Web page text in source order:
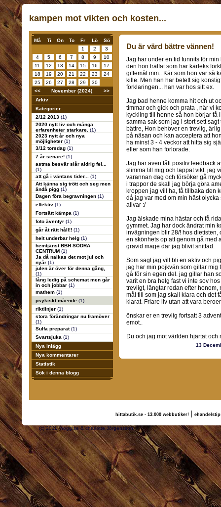
kampen mot vikten och kosten...
Må Ti On To Fr Lö
Sö
1
2
3
4
5 6 7 8 9
10
11
12 13 14 15 16
17
18
19 20 21 22 23
24
25
26 27 28 29
30
<<
November (2024)
>>
Arkiv
Kategorier
2/12 2013 (1)
2020 nytt liv och många
erfarenheter starkare. (1)
2023 nytt år och nya
möjligheter (1)
3/12 torsdag (1)
7 år senare! (1)
astma besvär slår aldrig fel...
(1)
att gå i väntans tider... (1)
Att känna sig trött och seg men
ändå pigg (1)
Dagen föra begravningen (1)
effektiv (1)
Fortsätt kämpa (1)
foto äventyr (1)
går åt rätt håll!! (1)
helt underbar helg (1)
hemtjänst BBH SÖDRA
CENTRUM (1)
Ja då nalkas det mot jul och
nyår (1)
julen är över för denna gång,
(1)
lång ledig på schemat men går
in och jobbar (1)
mathem (1)
psykiskt mående (1)
riktlinjer (1)
stora förändringar nu framöver
(1)
Sulfa preparat(1)
Svartsjuka (1)
Nya inlägg
Nya kommentarer
Statistik
Sök i denna blogg
Du är värd bättre vännen!
Jag har under en tid funnits för
den hon träffat som har kärleks
giftemål mm.. Kär som hon var så
kille. Men han har betett sig
förklaringen... han var hos sitt ex.
Jag bad henne komma hit och ut
timmar och gick och prata , när vi
kyckling till henne så hon börjar få
samma sak som jag i stort sett
bättre, Hon behöver en trevlig,
på näsan och kan acceptera att
ha minst 3 - 4 veckor att hitta sig
eller som han förlorade.
Jag har även fått positiv feedback
slimma till mig och tappat vikt. jag
varannan dag och försöker gå
i trappor de skall jag börja göra
kroppen jag vill ha, få tillbaka den
då jag var med om min häst
allvar :/
Jag älskade mina hästar och få
gymmet. Jag har dock ändrat min
invägningen blir 28/! hos dietisten,
en skönhets op att genom gå med
gravid mage där jag blivit snittad.
Som sagt jag vill bli en aktiv och
jag har min pojkvän som gillar mig
gå för sin egen del. jag gillar han
varit en bra helg fast vi inte sov
trevligt, längtar redan efter honom,
mål till som jag skall klara och det
klarat. Friare liv utan att vara
önskar er en trevlig fortsatt 3
emot..
Du och jag mot världen hjärtat och
13
hittabutik.se - 13.000 webbutiker!|
(c) 2011, nogg.se & charlotte Jörgensson